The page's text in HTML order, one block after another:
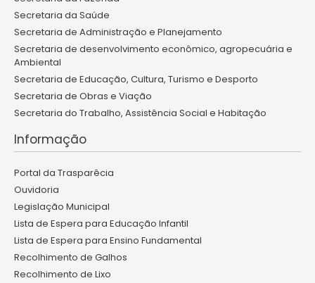
Secretaria da Saúde
Secretaria de Administração e Planejamento
Secretaria de desenvolvimento econômico, agropecuária e
Ambiental
Secretaria de Educação, Cultura, Turismo e Desporto
Secretaria de Obras e Viação
Secretaria do Trabalho, Assistência Social e Habitação
Informação
Portal da Trasparêcia
Ouvidoria
Legislação Municipal
Lista de Espera para Educação Infantil
Lista de Espera para Ensino Fundamental
Recolhimento de Galhos
Recolhimento de Lixo